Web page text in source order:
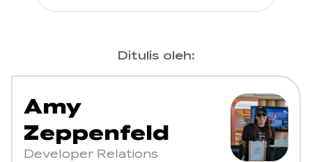
Ditulis oleh:
Amy
Zeppenfeld
Developer Relations